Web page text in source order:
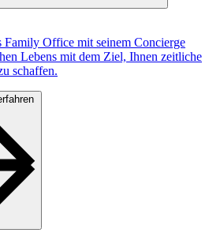
Family Office mit seinem Concierge
Lebens mit dem Ziel, Ihnen zeitliche
schaffen.